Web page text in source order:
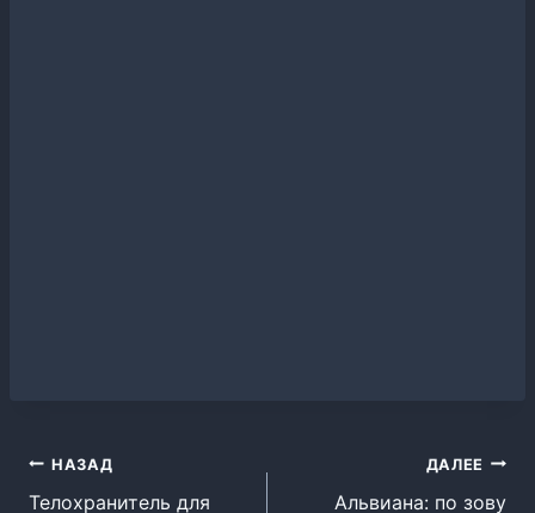
Навигация
НАЗАД
Телохранитель для
ДАЛЕЕ
Альвиана: по зову